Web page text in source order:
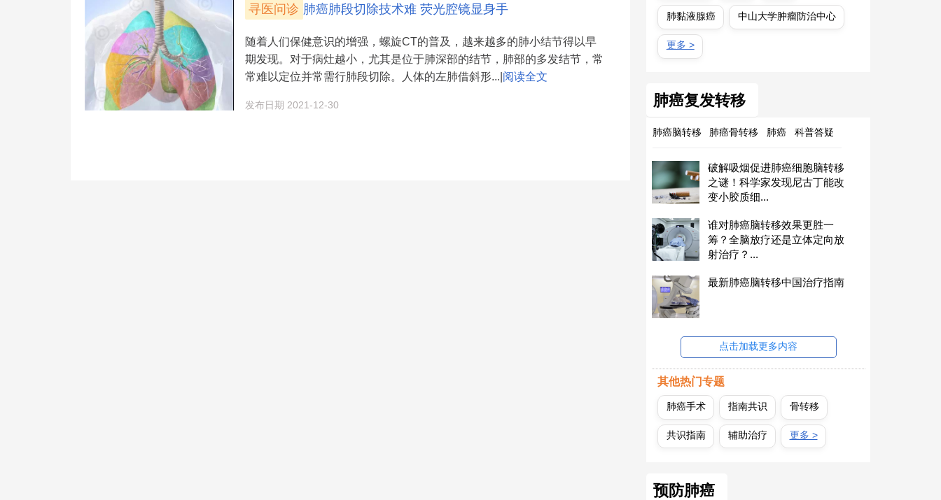
寻医问诊 肺癌肺段切除技术难 荧光腔镜显身手
随着人们保健意识的增强，螺旋CT的普及，越来越多的肺小结节得以早
期发现。对于病灶越小，尤其是位于肺深部的结节，肺部的多发结节，常
常难以定位并常需行肺段切除。人体的左肺借斜形...| 阅读全文
发布日期 2021-12-30
肺黏液腺癌 中山大学肿瘤防治中心
更多 >
肺癌复发转移
肺癌脑转移 肺癌骨转移 肺癌 科普答疑
破解吸烟促进肺癌细胞脑转移
之谜！科学家发现尼古丁能改
变小胶质细...
谁对肺癌脑转移效果更胜一
筹？全脑放疗还是立体定向放
射治疗？...
最新肺癌脑转移中国治疗指南
点击加载更多内容
其他热门专题
肺癌手术 指南共识 骨转移
共识指南 辅助治疗 更多 >
预防肺癌